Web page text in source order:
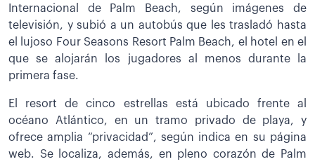
Internacional de Palm Beach, según imágenes de
televisión, y subió a un autobús que les trasladó hasta
el lujoso Four Seasons Resort Palm Beach, el hotel en el
que se alojarán los jugadores al menos durante la
primera fase.
El resort de cinco estrellas está ubicado frente al
océano Atlántico, en un tramo privado de playa, y
ofrece amplia “privacidad”, según indica en su página
web. Se localiza, además, en pleno corazón de Palm